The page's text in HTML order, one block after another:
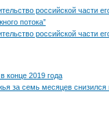
российской части
потока”
российской части
конце 2019 года
за семь месяцев снизился